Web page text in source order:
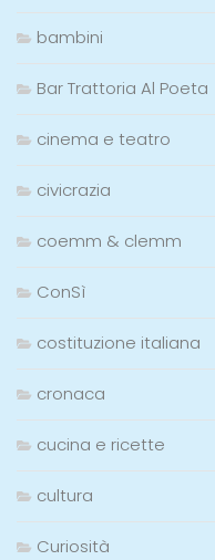
bambini
Bar Trattoria Al Poeta
cinema e teatro
civicrazia
coemm & clemm
ConSì
costituzione italiana
cronaca
cucina e ricette
cultura
Curiosità